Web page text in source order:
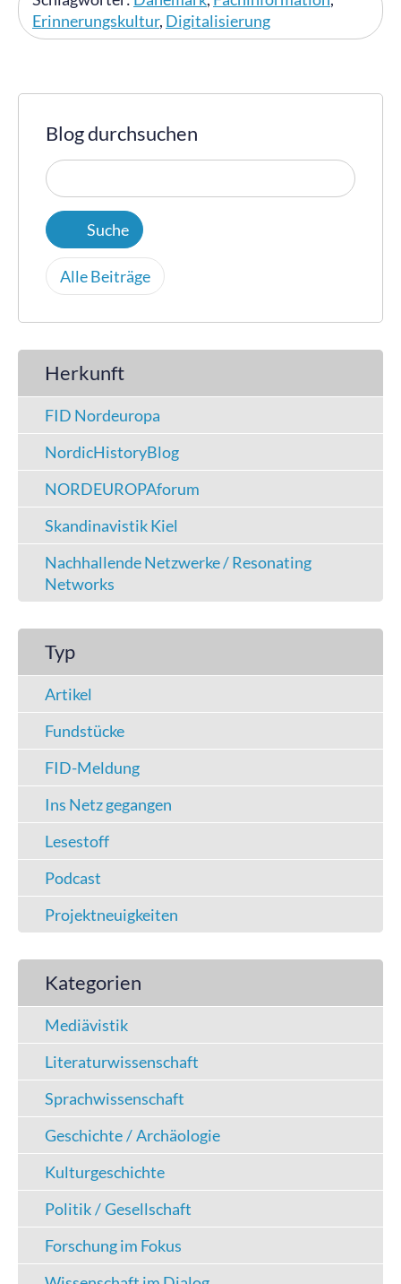
Erinnerungskultur, Digitalisierung
Blog durchsuchen
Alle Beiträge
Herkunft
FID Nordeuropa
NordicHistoryBlog
NORDEUROPAforum
Skandinavistik Kiel
Nachhallende Netzwerke / Resonating
Networks
Typ
Artikel
Fundstücke
FID-Meldung
Ins Netz gegangen
Lesestoff
Podcast
Projektneuigkeiten
Kategorien
Mediävistik
Literaturwissenschaft
Sprachwissenschaft
Geschichte / Archäologie
Kulturgeschichte
Politik / Gesellschaft
Forschung im Fokus